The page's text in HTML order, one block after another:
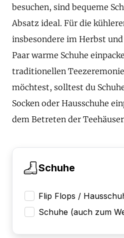
besuchen, sind bequeme
Absatz ideal. Für die
insbesondere im Herbst
Paar warme Schuhe
traditionellen
möchtest, solltest du
Socken oder Hausschuhe
dem Betreten der
Schuhe
Flip Flops /
Schuhe (auch zum